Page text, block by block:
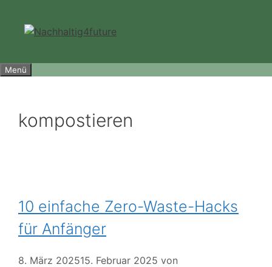
springen
Menü
kompostieren
10 einfache Zero-Waste-Hacks
für Anfänger
8. März 202515. Februar 2025 von